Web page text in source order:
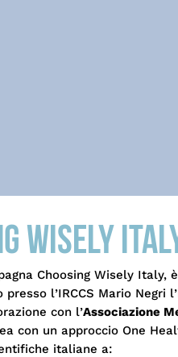
Wisely
Choosing Wisely Italy,
l’IRCCS Mario Negri
con l’Associazione
con un approccio One
italiane a: